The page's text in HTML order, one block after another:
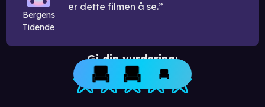
Bergens
Tidende
er dette filmen å se.
Gi din vurdering: